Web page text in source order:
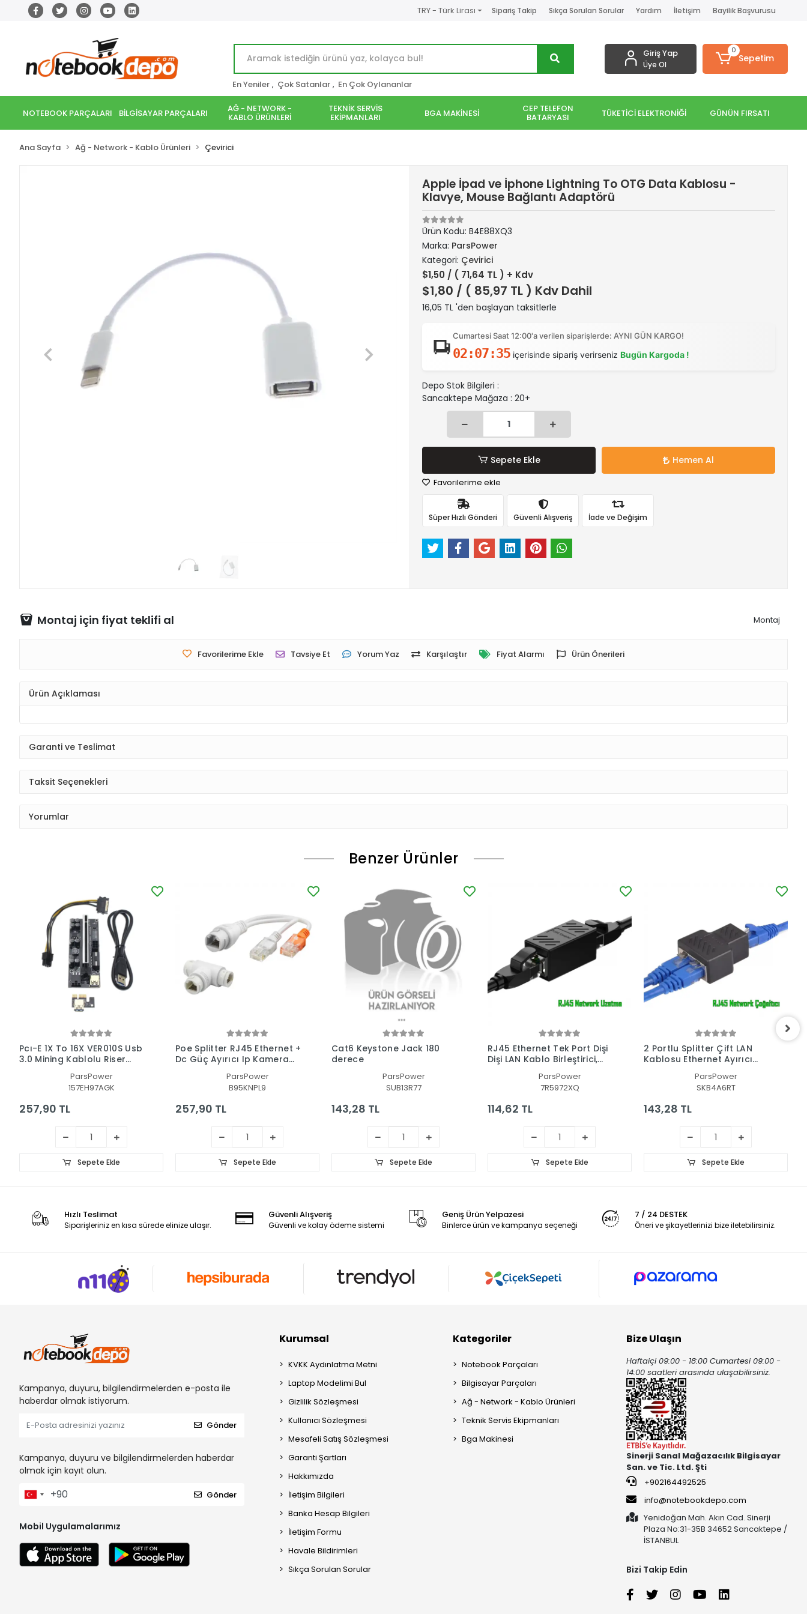
TRY - Türk Lirası Sipariş Takip Sıkça Sorulan Sorular Yardım İletişim Bayilik Başvurusu
En Yeniler , Çok Satanlar , En Çok Oylananlar
Giriş Yap
Üye Ol
0
Sepetim
NOTEBOOK PARÇALARI BİLGİSAYAR PARÇALARI AĞ - NETWORK -
KABLO ÜRÜNLERİ
TEKNİK SERVİS
EKİPMANLARI BGA MAKİNESİ CEP TELEFON
BATARYASI TÜKETİCİ ELEKTRONİĞİ GÜNÜN FIRSATI
Ana Sayfa Ağ - Network - Kablo Ürünleri Çevirici
Apple İpad ve İphone Lightning To OTG Data Kablosu -
Klavye, Mouse Bağlantı Adaptörü
Ürün Kodu: B4E88XQ3
Marka: ParsPower
Kategori: Çevirici
$1,50 / ( 71,64 TL ) + Kdv
$1,80 / ( 85,97 TL ) Kdv Dahil
16,05 TL 'den başlayan taksitlerle
Cumartesi Saat 12:00'a verilen siparişlerde: AYNI GÜN KARGO!
02:07:35 içerisinde sipariş verirseniz Bugün Kargoda !
Depo Stok Bilgileri :
Sancaktepe Mağaza : 20+
Sepete Ekle Hemen Al
Favorilerime ekle
Süper Hızlı Gönderi Güvenli Alışveriş İade ve Değişim
Montaj için fiyat teklifi al Montaj
Favorilerime Ekle Tavsiye Et Yorum Yaz Karşılaştır Fiyat Alarmı Ürün Önerileri
Ürün Açıklaması
Garanti ve Teslimat
Taksit Seçenekleri
Yorumlar
Benzer Ürünler
Pcı-E 1X To 16X VER010S Usb
3.0 Mining Kablolu Riser
ParsPower
157EH97AGK
257,90 TL
Sepete Ekle
Poe Splitter RJ45 Ethernet +
Dc Güç Ayırıcı Ip Kamera
ParsPower
B95KNPL9
257,90 TL
Sepete Ekle
Cat6 Keystone Jack 180
derece
ParsPower
SUB13R77
143,28 TL
Sepete Ekle
RJ45 Ethernet Tek Port Dişi
Dişi LAN Kablo Birleştirici,
ParsPower
7R5972XQ
114,62 TL
Sepete Ekle
2 Portlu Splitter Çift LAN
Kablosu Ethernet Ayırıcı
Konnektör Ethernet
ParsPower
SKB4A6RT
143,28 TL
Sepete Ekle
Hızlı Teslimat
Siparişleriniz en kısa sürede elinize ulaşır.
Güvenli Alışveriş
Güvenli ve kolay ödeme sistemi
Geniş Ürün Yelpazesi
Binlerce ürün ve kampanya seçeneği
7 / 24 DESTEK
Öneri ve şikayetlerinizi bize iletebilirsiniz.
Kampanya, duyuru, bilgilendirmelerden e-posta ile
haberdar olmak istiyorum.
Gönder
Kampanya, duyuru ve bilgilendirmelerden haberdar
olmak için kayıt olun.
Gönder
Mobil Uygulamalarımız
Kurumsal
KVKK Aydınlatma Metni
Laptop Modelimi Bul
Gizlilik Sözleşmesi
Kullanıcı Sözleşmesi
Mesafeli Satış Sözleşmesi
Garanti Şartları
Hakkımızda
İletişim Bilgileri
Banka Hesap Bilgileri
İletişim Formu
Havale Bildirimleri
Sıkça Sorulan Sorular
Kategoriler
Notebook Parçaları
Bilgisayar Parçaları
Ağ - Network - Kablo Ürünleri
Teknik Servis Ekipmanları
Bga Makinesi
Bize Ulaşın
Haftaiçi 09:00 - 18:00 Cumartesi 09:00 -
14:00 saatleri arasında ulaşabilirsiniz.
Sinerji Sanal Mağazacılık Bilgisayar
San. ve Tic. Ltd. Şti
+902164492525
info@notebookdepo.com
Yenidoğan Mah. Akın Cad. Sinerji
Plaza No:31-35B 34652 Sancaktepe /
İSTANBUL
Bizi Takip Edin